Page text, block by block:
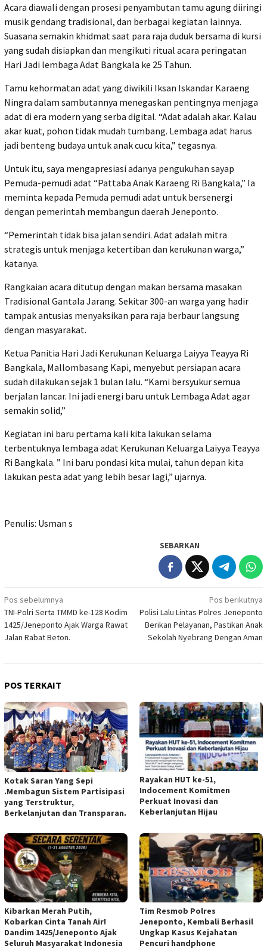
Acara diawali dengan prosesi penyambutan tamu agung diiringi
musik gendang tradisional, dan berbagai kegiatan lainnya.
Suasana semakin khidmat saat para raja duduk bersama di kursi
yang sudah disiapkan dan mengikuti ritual acara peringatan
Hari Jadi lembaga Adat Bangkala ke 25 Tahun.
Tamu kehormatan adat yang diwikili Iksan Iskandar Karaeng
Ningra dalam sambutannya menegaskan pentingnya menjaga
adat di era modern yang serba digital. “Adat adalah akar. Kalau
akar kuat, pohon tidak mudah tumbang. Lembaga adat harus
jadi benteng budaya untuk anak cucu kita,” tegasnya.
Untuk itu, saya mengapresiasi adanya pengukuhan sayap
Pemuda-pemudi adat “Pattaba Anak Karaeng Ri Bangkala,” Ia
meminta kepada Pemuda pemudi adat untuk bersenergi
dengan pemerintah membangun daerah Jeneponto.
“Pemerintah tidak bisa jalan sendiri. Adat adalah mitra
strategis untuk menjaga ketertiban dan kerukunan warga,”
katanya.
Rangkaian acara ditutup dengan makan bersama masakan
Tradisional Gantala Jarang. Sekitar 300-an warga yang hadir
tampak antusias menyaksikan para raja berbaur langsung
dengan masyarakat.
Ketua Panitia Hari Jadi Kerukunan Keluarga Laiyya Teayya Ri
Bangkala, Mallombasang Kapi, menyebut persiapan acara
sudah dilakukan sejak 1 bulan lalu. “Kami bersyukur semua
berjalan lancar. Ini jadi energi baru untuk Lembaga Adat agar
semakin solid,”
Kegiatan ini baru pertama kali kita lakukan selama
terbentuknya lembaga adat Kerukunan Keluarga Laiyya Teayya
Ri Bangkala. ” Ini baru pondasi kita mulai, tahun depan kita
lakukan pesta adat yang lebih besar lagi,” ujarnya.
Penulis: Usman s
SEBARKAN
Navigasi
pos
Pos sebelumnya
TNI-Polri Serta TMMD ke-128 Kodim
1425/Jeneponto Ajak Warga Rawat
Jalan Rabat Beton.
Pos berikutnya
Polisi Lalu Lintas Polres Jeneponto
Berikan Pelayanan, Pastikan Anak
Sekolah Nyebrang Dengan Aman
POS TERKAIT
Kotak Saran Yang Sepi
.Membagun Sistem Partisipasi
yang Terstruktur,
Berkelanjutan dan Transparan.
Rayakan HUT ke-51,
Indocement Komitmen
Perkuat Inovasi dan
Keberlanjutan Hijau
Kibarkan Merah Putih,
Kobarkan Cinta Tanah Air!
Dandim 1425/Jeneponto Ajak
Seluruh Masyarakat Indonesia
Tim Resmob Polres
Jeneponto, Kembali Berhasil
Ungkap Kasus Kejahatan
Pencuri handphone